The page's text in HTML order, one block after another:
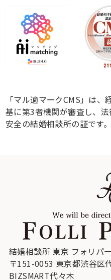
「マル適マークCMS」は
基に第3者機関が審査し、
安全の結婚相談所の証です。
結婚相談所 東京 フォリパ
〒151-0053 東京都渋谷区
BIZSMART代々木